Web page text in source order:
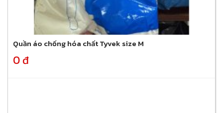
Quần áo chống hóa chất Tyvek size M
0 đ